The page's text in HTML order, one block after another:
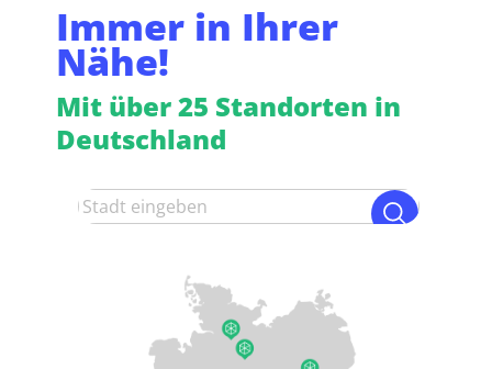
Immer in Ihrer
Nähe!
Mit über 25 Standorten in
Deutschland